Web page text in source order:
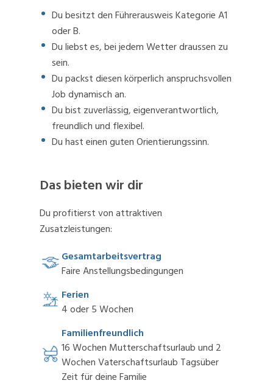
Du besitzt den Führerausweis Kategorie A1
oder B.
Du liebst es, bei jedem Wetter draussen zu
sein.
Du packst diesen körperlich anspruchsvollen
Job dynamisch an.
Du bist zuverlässig, eigenverantwortlich,
freundlich und flexibel.
Du hast einen guten Orientierungssinn.
Das bieten wir dir
Du profitierst von attraktiven
Zusatzleistungen:
Gesamtarbeitsvertrag
Faire Anstellungsbedingungen
Ferien
4 oder 5 Wochen
Familienfreundlich
16 Wochen Mutterschaftsurlaub und 2
Wochen Vaterschaftsurlaub Tagsüber
Zeit für deine Familie